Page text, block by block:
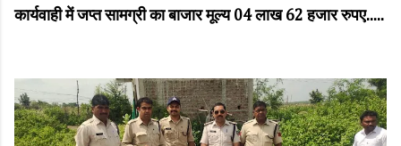
कार्यवाही में जप्त सामग्री का बाजार मूल्य 04 लाख 62 हजार रुपए.....